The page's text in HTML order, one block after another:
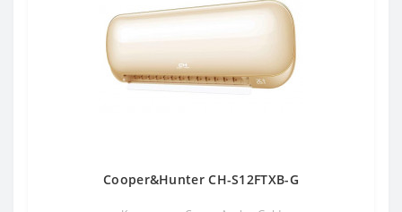
Cooper&Hunter CH-S12FTXB-G